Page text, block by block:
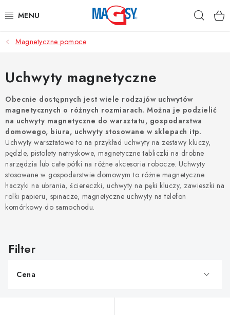
do
GŁÓWNE KATEGORIE
MAGNETYCZNE POMOCE
MAGNESY PRZEMYSŁOWE
INNE MAGNESY
MATERIAŁY NIERDZEWNE
O nas Regulamin e-sklepu
Ochrona danych osobowych
Blog
Kontakty Odstąpienie od umowy
Magnetyczne pomoce
Uchwyty magnetyczne
Obecnie dostępnych jest wiele rodzajów uchwytów
magnetycznych o różnych rozmiarach. Można je podzielić
na uchwyty magnetyczne do warsztatu, gospodarstwa
domowego, biura, uchwyty stosowane w sklepach itp.
Uchwyty warsztatowe to na przykład uchwyty na zestawy kluczy,
pędzle, pistolety natryskowe, magnetyczne tabliczki na drobne
narzędzia lub całe półki na różne akcesoria robocze. Uchwyty
stosowane w gospodarstwie domowym to różne magnetyczne
haczyki na ubrania, ściereczki, uchwyty na pęki kluczy, zawieszki na
rolki papieru, spinacze, magnetyczne uchwyty na telefon
komórkowy do samochodu.
a
Cena